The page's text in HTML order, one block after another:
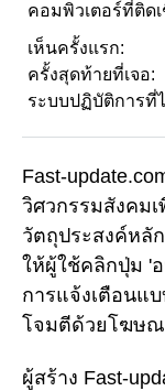
คอมพิวเตอร์ที่ติด
เห็นครั้งแรก:
ครั้งสุดท้ายที่เจอ:
ระบบปฏิบัติการที่
Fast-
วิศวกรรมสังคม
วัตถุประสงค์หลั
ให้ผู้ใช้คลิกปุ่ม '
การแจ้งเตือนแ
โจมตีด้วยโฆษณ
ผู้สร้าง Fast-